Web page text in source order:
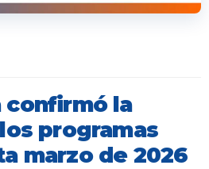
confirmó la
programas
marzo de 2026